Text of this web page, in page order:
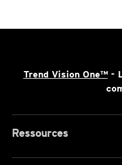
Trend Vision One™-
Ressources